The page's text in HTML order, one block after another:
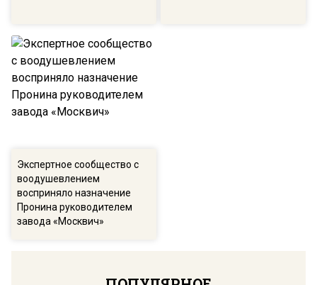
Экспертное сообщество с
воодушевлением
восприняло назначение
Пронина руководителем
завода «Москвич»